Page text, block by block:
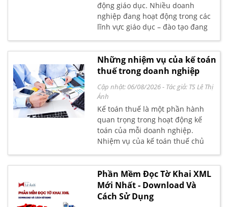
động giáo dục. Nhiều doanh
nghiệp đang hoạt động trong các
lĩnh vực giáo dục – đào tạo đang
ưu đãi về thuế TNDN hay không?
Hoặc có được khấu trừ thuế GTGT
nhiều
Những nhiệm vụ của kế toán
thuế trong doanh nghiệp
Cập nhật: 06/08/2026- Tác giả: TS Lê Thị
Ánh
Kế toán thuế là một phần hành
quan trọng trong hoạt động kế
toán của mỗi doanh nghiệp.
Nhiệm vụ của kế toán thuế chủ
lập các báo cáo, thực hiện nghĩa vụ
liên quan đến thuế của doanh
nghiệp đối với nhà nước. Để hiểu
Phần Mềm Đọc Tờ Khai XML
Mới Nhất - Download Và
Cách Sử Dụng